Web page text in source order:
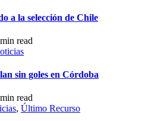
a la selección de Chile
read
sin goles en Córdoba
read
, Último Recurso